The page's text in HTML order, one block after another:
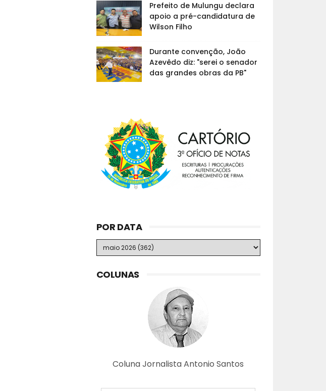
Prefeito de Mulungu declara
apoio a pré-candidatura de
Wilson Filho
Durante convenção, João
Azevêdo diz: "serei o senador
das grandes obras da PB"
POR DATA
COLUNAS
Coluna Jornalista Antonio Santos